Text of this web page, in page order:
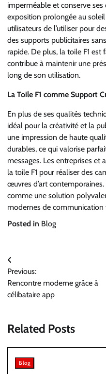
imperméable et conserve
exposition prolongée au
utilisateurs de l’utiliser pour
des supports publicitaires
rapide. De plus, la toile F1 est
contribue à maintenir une
long de son utilisation.
La Toile F1 comme Support
En plus de ses qualités
idéal pour la créativité et la
une impression de haute
durables, ce qui valorise
messages. Les entreprises et
la toile F1 pour réaliser des
œuvres d’art
comme une solution
modernes de communication
Posted in Blog
Post
navigation
Previous:
Rencontre moderne grâce à
célibataire app
Related Posts
Blog